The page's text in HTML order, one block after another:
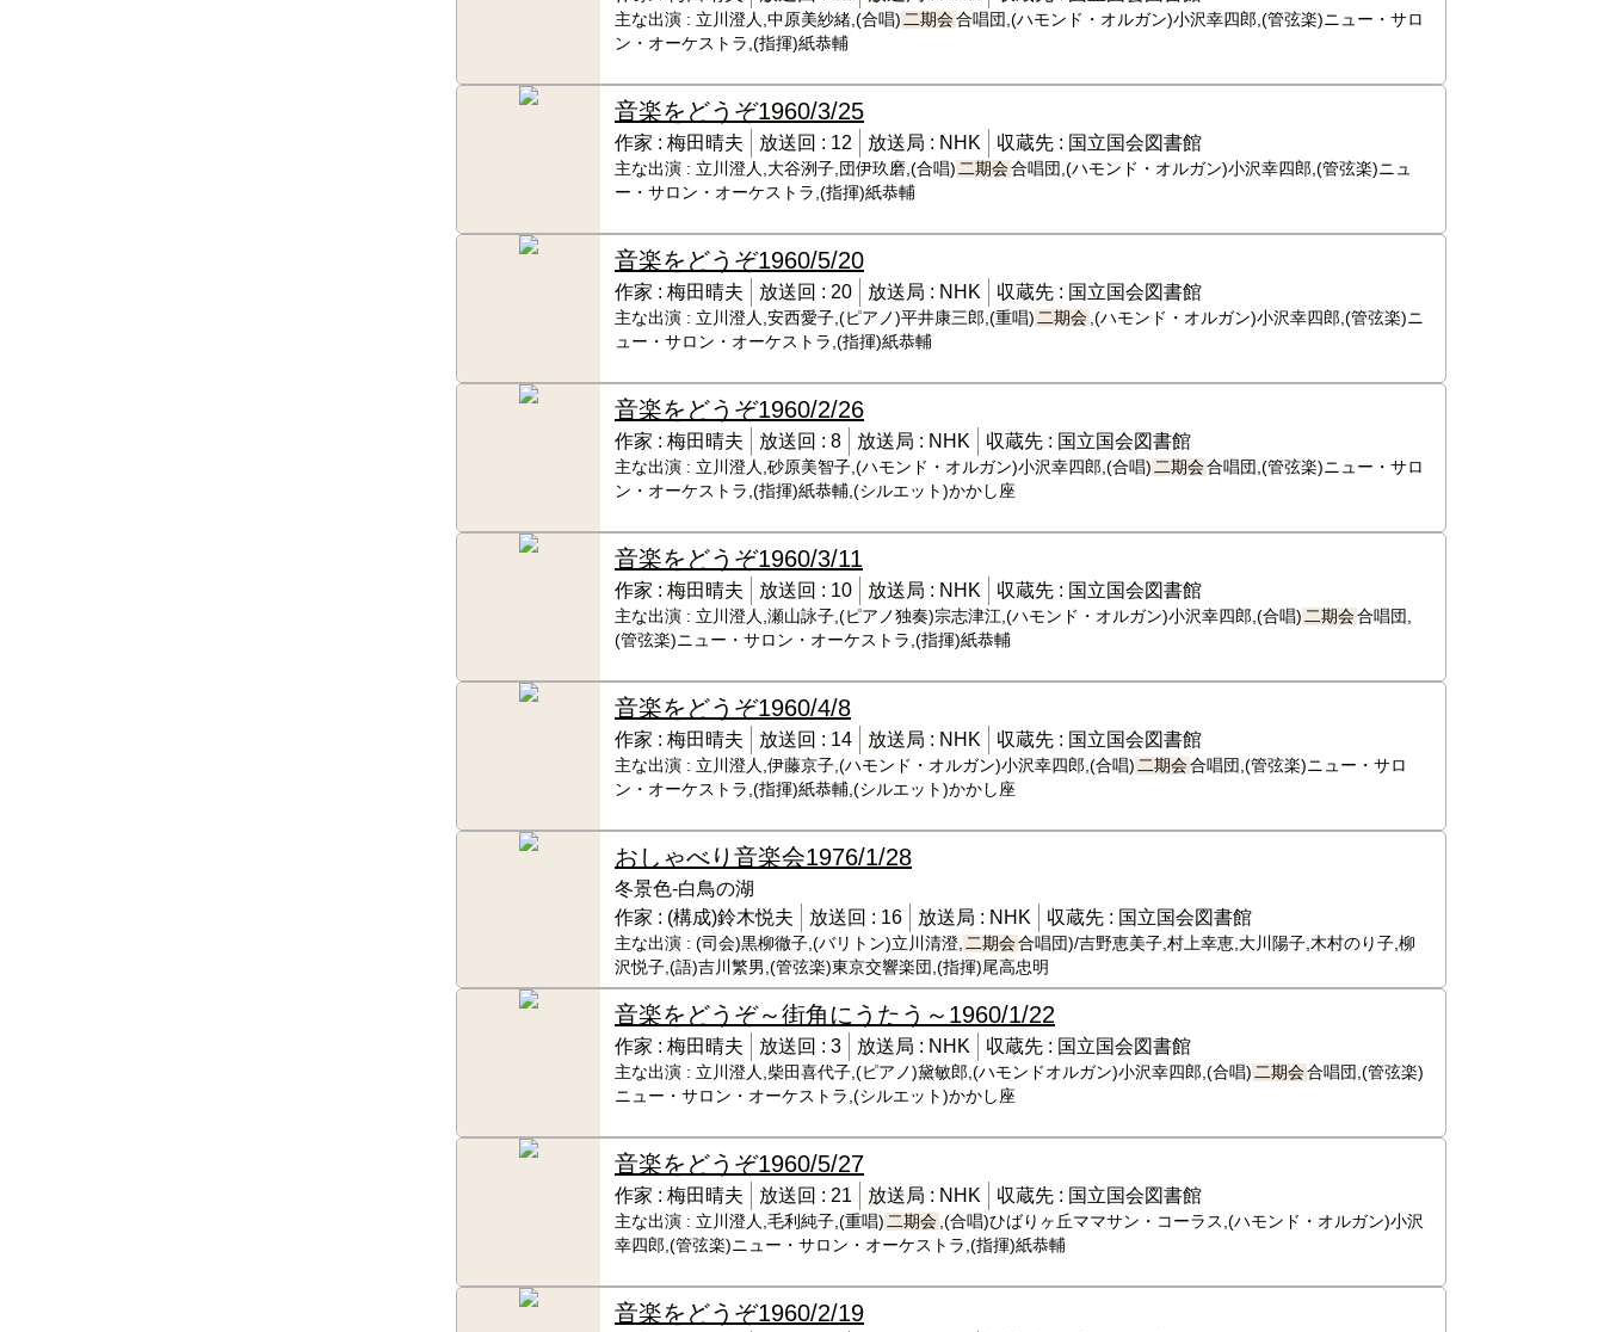
主な出演 : 立川澄人,中原美紗緒,(合唱) 二期会合唱団,(ハモンド・オルガン)小沢幸四郎,(管弦楽)ニュー・サロ
ン・オーケストラ,(指揮)紙恭輔
音楽をどうぞ1960/3/25
作家 : 梅田晴夫 放送回 : 12 放送局 : NHK 収蔵先 : 国立国会図書館
主な出演 : 立川澄人,大谷洌子,団伊玖磨,(合唱) 二期会合唱団,(ハモンド・オルガン)小沢幸四郎,(管弦楽)ニュ
ー・サロン・オーケストラ,(指揮)紙恭輔
音楽をどうぞ1960/5/20
作家 : 梅田晴夫 放送回 : 20 放送局 : NHK 収蔵先 : 国立国会図書館
主な出演 : 立川澄人,安西愛子,(ピアノ)平井康三郎,(重唱) 二期会 ,(ハモンド・オルガン)小沢幸四郎,(管弦楽)ニ
ュー・サロン・オーケストラ,(指揮)紙恭輔
音楽をどうぞ1960/2/26
作家 : 梅田晴夫 放送回 : 8 放送局 : NHK 収蔵先 : 国立国会図書館
主な出演 : 立川澄人,砂原美智子,(ハモンド・オルガン)小沢幸四郎,(合唱) 二期会合唱団,(管弦楽)ニュー・サロ
ン・オーケストラ,(指揮)紙恭輔,(シルエット)かかし座
音楽をどうぞ1960/3/11
作家 : 梅田晴夫 放送回 : 10 放送局 : NHK 収蔵先 : 国立国会図書館
主な出演 : 立川澄人,瀬山詠子,(ピアノ独奏)宗志津江,(ハモンド・オルガン)小沢幸四郎,(合唱) 二期会合唱団,
(管弦楽)ニュー・サロン・オーケストラ,(指揮)紙恭輔
音楽をどうぞ1960/4/8
作家 : 梅田晴夫 放送回 : 14 放送局 : NHK 収蔵先 : 国立国会図書館
主な出演 : 立川澄人,伊藤京子,(ハモンド・オルガン)小沢幸四郎,(合唱) 二期会合唱団,(管弦楽)ニュー・サロ
ン・オーケストラ,(指揮)紙恭輔,(シルエット)かかし座
おしゃべり音楽会1976/1/28
冬景色-白鳥の湖
作家 : (構成)鈴木悦夫 放送回 : 16 放送局 : NHK 収蔵先 : 国立国会図書館
主な出演 : (司会)黒柳徹子,(バリトン)立川清澄, 二期会合唱団)/吉野恵美子,村上幸恵,大川陽子,木村のり子,柳
沢悦子,(語)吉川繁男,(管弦楽)東京交響楽団,(指揮)尾高忠明
音楽をどうぞ～街角にうたう～ 1960/1/22
作家 : 梅田晴夫 放送回 : 3 放送局 : NHK 収蔵先 : 国立国会図書館
主な出演 : 立川澄人,柴田喜代子,(ピアノ)黛敏郎,(ハモンドオルガン)小沢幸四郎,(合唱) 二期会合唱団,(管弦楽)
ニュー・サロン・オーケストラ,(シルエット)かかし座
音楽をどうぞ1960/5/27
作家 : 梅田晴夫 放送回 : 21 放送局 : NHK 収蔵先 : 国立国会図書館
主な出演 : 立川澄人,毛利純子,(重唱) 二期会 ,(合唱)ひばりヶ丘ママサン・コーラス,(ハモンド・オルガン)小沢
幸四郎,(管弦楽)ニュー・サロン・オーケストラ,(指揮)紙恭輔
音楽をどうぞ1960/2/19